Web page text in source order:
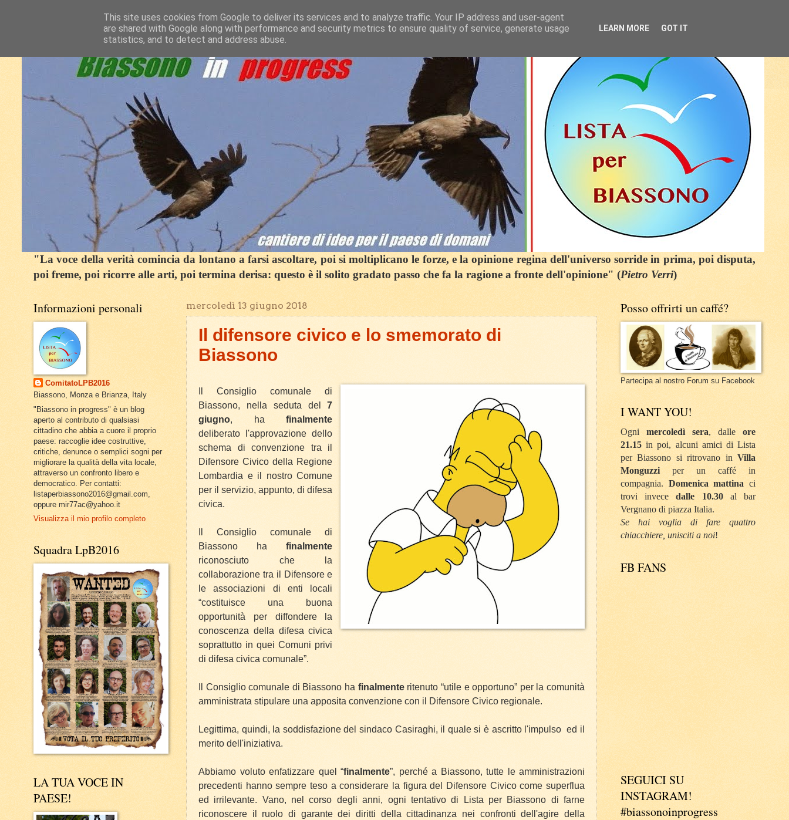
"La voce della verità comincia da lontano a farsi ascoltare, poi si moltiplicano le forze, e la opinione regina dell'universo sorride in prima, poi disputa,
poi freme, poi ricorre alle arti, poi termina derisa: questo è il solito gradato passo che fa la ragione a fronte dell'opinione" (Pietro Verri)
mercoledì 13 giugno 2018
Il difensore civico e lo smemorato di
Biassono
Il Consiglio comunale di
Biassono, nella seduta del7
giugno, ha finalmente
deliberato l'approvazione dello
schema di convenzione tra il
Difensore Civico della Regione
Lombardia e il nostro Comune
per il servizio, appunto, di difesa
civica.
Il Consiglio comunale di
Biassono hafinalmente
riconosciuto che la
collaborazione tra il Difensore e
le associazioni di enti locali
“costituisce una buona
opportunità per diffondere la
conoscenza della difesa civica
soprattutto in quei Comuni privi
di difesa civica comunale”.
Il Consiglio comunale di Biassono ha finalmente ritenuto “utile e opportuno” per la comunità
amministrata stipulare una apposita convenzione con il Difensore Civico regionale.
Legittima, quindi, la soddisfazione del sindaco Casiraghi, il quale si è ascritto l'impulso ed il
merito dell'iniziativa.
Abbiamo voluto enfatizzare quel “finalmente”, perché a Biassono, tutte le amministrazioni
precedenti hanno sempre teso a considerare la figura del Difensore Civico come superflua
ed irrilevante. Vano, nel corso degli anni, ogni tentativo di Lista per Biassono di farne
riconoscere il ruolo di garante dei diritti della cittadinanza nei confronti dell'agire della
Informazioni personali
ComitatoLPB2016
Biassono, Monza e Brianza, Italy
"Biassono in progress" è un blog
aperto al contributo di qualsiasi
cittadino che abbia a cuore il proprio
paese: raccoglie idee costruttive,
critiche, denunce o semplici sogni per
migliorare la qualità della vita locale,
attraverso un confronto libero e
democratico. Per contatti:
listaperbiassono2016@gmail.com,
oppure mir77ac@yahoo.it
Visualizza il mio profilo completo
Squadra LpB2016
LA TUA VOCE IN
PAESE!
Posso offrirti un caffé?
Partecipa al nostro Forum su Facebook
I WANT YOU!
Ogni mercoledì sera, dalle ore
21.15 in poi, alcuni amici di Lista
per Biassono si ritrovano in Villa
Monguzzi per un caffé in
compagnia. Domenica mattina ci
trovi invecedalle 10.30al bar
Vergnano di piazza Italia.
Se hai voglia di fare quattro
chiacchiere, unisciti a noi!
FB FANS
SEGUICI SU
INSTAGRAM!
#biassonoinprogress
This site uses cookies from Google to deliver its services and to analyze traffic. Your IP address and user-agent
are shared with Google along with performance and security metrics to ensure quality of service, generate usage
statistics, and to detect and address abuse.
LEARN MORE GOT IT